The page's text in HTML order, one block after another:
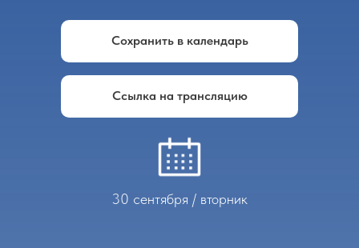
Ссылка на трансляцию
Сохранить в календарь
30 сентября / вторник